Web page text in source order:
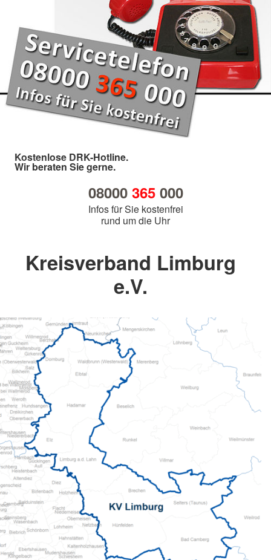
Kostenlose DRK-Hotline.
Wir beraten Sie gerne.
08000 365000
Infos für Sie kostenfrei
rund um die Uhr
Kreisverband Limburg
e.V.